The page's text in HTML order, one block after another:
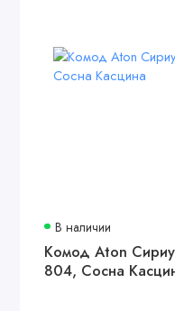
В наличии
Комод Aton
804, Сосна